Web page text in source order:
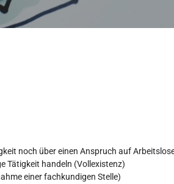
noch über einen Anspruch auf
Tätigkeit handeln (Vollexistenz)
einer fachkundigen Stelle)